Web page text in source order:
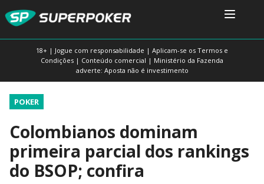
18+ | Jogue com responsabilidade | Aplicam-se os Termos e
Condições | Conteúdo comercial | Ministério da Fazenda
adverte: Aposta não é investimento
POKER
Colombianos dominam
primeira parcial dos rankings
do BSOP; confira